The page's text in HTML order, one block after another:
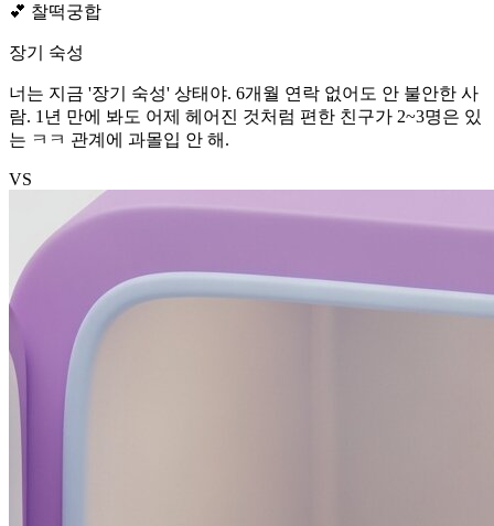
💕 찰떡궁합
장기 숙성
너는 지금 '장기 숙성' 상태야. 6개월 연락 없어도 안 불안한 사
람. 1년 만에 봐도 어제 헤어진 것처럼 편한 친구가 2~3명은 있
는 ㅋㅋ 관계에 과몰입 안 해.
VS